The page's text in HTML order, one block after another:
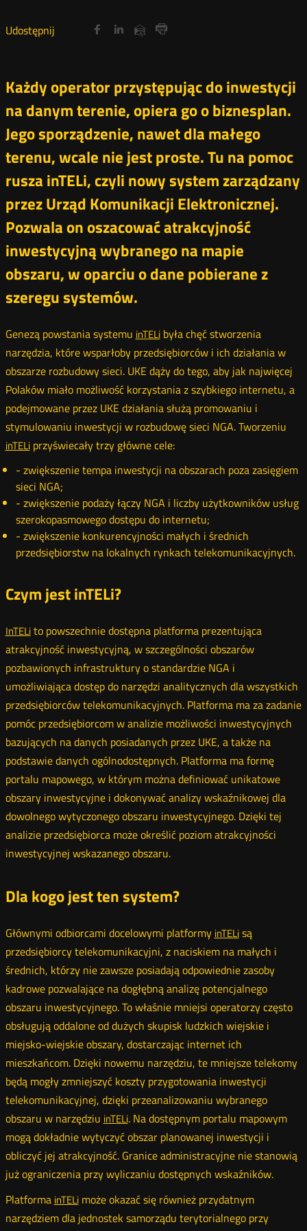
Udostępnij
Udostępnij
Twitter
Otwórz
Udostępnij
Facebook
OtwórzUdostępnij
Linkedin
OtwórzUdostępnij
mail
Każdy operator przystępując do inwestycji
na danym terenie, opiera go o biznesplan.
Jego sporządzenie, nawet dla małego
terenu, wcale nie jest proste. Tu na pomoc
rusza inTELi, czyli nowy system zarządzany
przez Urząd Komunikacji Elektronicznej.
Pozwala on oszacować atrakcyjność
inwestycyjną wybranego na mapie
obszaru, w oparciu o dane pobierane z
szeregu systemów.
Genezą powstania systemu inTELibyła chęć stworzenia
narzędzia, które wsparłoby przedsiębiorców i ich działania w
obszarze rozbudowy sieci. UKE dąży do tego, aby jak najwięcej
Polaków miało możliwość korzystania z szybkiego internetu, a
podejmowane przez UKE działania służą promowaniu i
stymulowaniu inwestycji w rozbudowę sieci NGA. Tworzeniu
inTELiprzyświecały trzy główne cele:
- zwiększenie tempa inwestycji na obszarach poza zasięgiem
sieci NGA;
- zwiększenie podaży łączy NGA i liczby użytkowników usług
szerokopasmowego dostępu do internetu;
- zwiększenie konkurencyjności małych i średnich
przedsiębiorstw na lokalnych rynkach telekomunikacyjnych.
Czym jest inTELi?
InTELito powszechnie dostępna platforma prezentująca
atrakcyjność inwestycyjną, w szczególności obszarów
pozbawionych infrastruktury o standardzie NGA i
umożliwiająca dostęp do narzędzi analitycznych dla wszystkich
przedsiębiorców telekomunikacyjnych. Platforma ma za zadanie
pomóc przedsiębiorcom w analizie możliwości inwestycyjnych
bazujących na danych posiadanych przez UKE, a także na
podstawie danych ogólnodostępnych. Platforma ma formę
portalu mapowego, w którym można definiować unikatowe
obszary inwestycyjne i dokonywać analizy wskaźnikowej dla
dowolnego wytyczonego obszaru inwestycyjnego. Dzięki tej
analizie przedsiębiorca może określić poziom atrakcyjności
inwestycyjnej wskazanego obszaru.
Dla kogo jest ten system?
Głównymi odbiorcami docelowymi platformy inTELisą
przedsiębiorcy telekomunikacyjni, z naciskiem na małych i
średnich, którzy nie zawsze posiadają odpowiednie zasoby
kadrowe pozwalające na dogłębną analizę potencjalnego
obszaru inwestycyjnego. To właśnie mniejsi operatorzy często
obsługują oddalone od dużych skupisk ludzkich wiejskie i
miejsko-wiejskie obszary, dostarczając internet ich
mieszkańcom. Dzięki nowemu narzędziu, te mniejsze telekomy
będą mogły zmniejszyć koszty przygotowania inwestycji
telekomunikacyjnej, dzięki przeanalizowaniu wybranego
obszaru w narzędziu inTELi. Na dostępnym portalu mapowym
mogą dokładnie wytyczyć obszar planowanej inwestycji i
obliczyć jej atrakcyjność. Granice administracyjne nie stanowią
już ograniczenia przy wyliczaniu dostępnych wskaźników.
Platforma inTELimoże okazać się również przydatnym
narzędziem dla jednostek samorządu terytorialnego przy